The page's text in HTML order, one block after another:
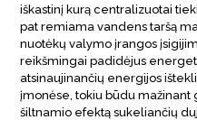
iškastinį kurą centralizuotai
pat remiama vandens taršą
nuotėkų valymo įrangos
reikšmingai padidėjus
atsinaujinančių energijos
įmonėse, tokiu būdu
šiltnamio efektą sukeliančių